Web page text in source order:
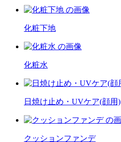
化粧下地
化粧水
日焼け止め・UVケア(顔用)
クッションファンデ